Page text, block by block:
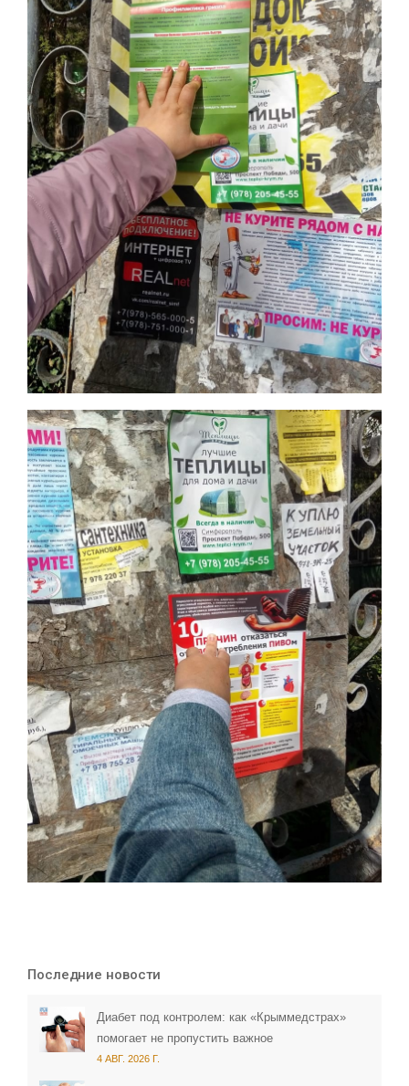
Последние новости
Диабет под контролем: как «Крыммедстрах»
помогает не пропустить важное
4 АВГ. 2026 Г.